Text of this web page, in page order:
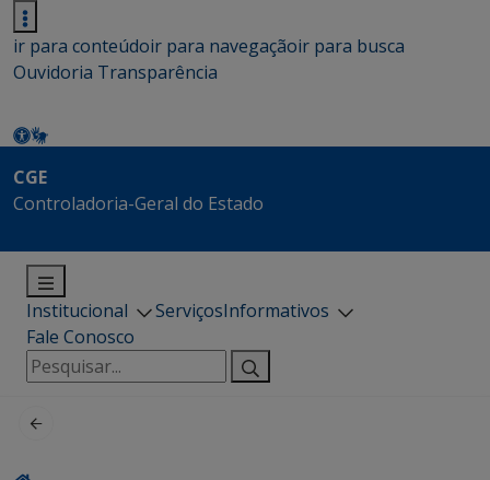
ir para conteúdoir para navegaçãoir para busca
Ouvidoria Transparência
CGE
Controladoria-Geral do Estado
Institucional ServiçosInformativos
Fale Conosco
Pesquisar
por: